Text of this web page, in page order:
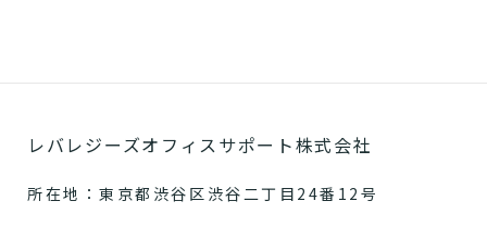
レバレジーズオフィスサポート株式会社
所在地：東京都渋谷区渋谷二丁目24番12号